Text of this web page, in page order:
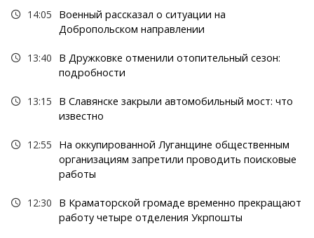
14:05
Военный рассказал о ситуации на
Добропольском направлении
13:40
В Дружковке отменили отопительный сезон:
подробности
13:15
В Славянске закрыли автомобильный мост: что
известно
12:55
На оккупированной Луганщине общественным
организациям запретили проводить поисковые
работы
12:30
В Краматорской громаде временно прекращают
работу четыре отделения Укрпошты